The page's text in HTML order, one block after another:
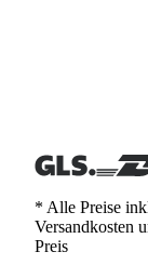
* Alle Preise
Versandkosten
Preis